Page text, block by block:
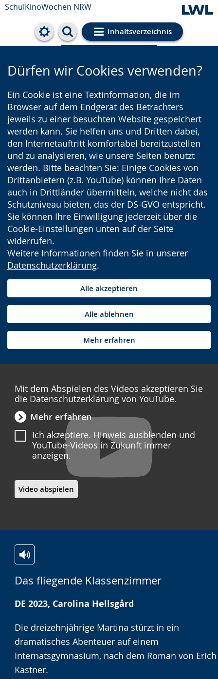
SchulKinoWochen NRW
Inhaltsverzeichnis
Cookie-Einstellungen
Dürfen wir Cookies verwenden?
Ein Cookie ist eine Textinformation, die im
Browser auf dem Endgerät des Betrachters
jeweils zu einer besuchten Website gespeichert
werden kann. Sie helfen uns und Dritten dabei,
den Internetauftritt komfortabel bereitzustellen
und zu analysieren, wie unsere Seiten benutzt
werden. Bitte beachten Sie: Einige Cookies von
Drittanbietern (z.B. YouTube) können Ihre Daten
auch in Drittländer übermitteln, welche nicht das
Schutzniveau bieten, das der DS-GVO entspricht.
Sie können Ihre Einwilligung jederzeit über die
Cookie-Einstellungen unten auf der Seite
widerrufen.
Weitere Informationen finden Sie in unserer
Datenschutzerklärung.
Alle akzeptieren
Alle ablehnen
Mehr erfahren
Mit dem Abspielen des Videos akzeptieren Sie
die Datenschutzerklärung von YouTube.
Mehr erfahren
Ich akzeptiere. Hinweis ausblenden und
YouTube-Videos in Zukunft immer
anzeigen.
Video abspielen
Das fliegende Klassenzimmer
Leichten
Sprache
Audio-
Unterstützung.
Video
in
Gebärdensprache
wird
angezeigt.
DE 2023, Carolina Hellsgård
Die dreizehnjährige Martina stürzt in ein
dramatisches Abenteuer auf einem
Internatsgymnasium, nach dem Roman von Erich
Kästner.